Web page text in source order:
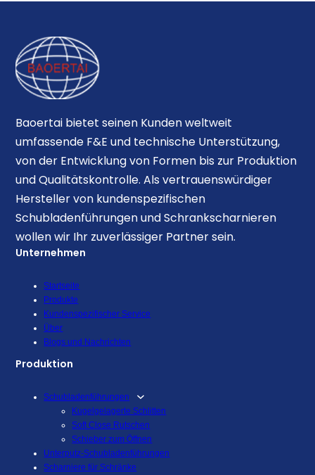
Baoertai bietet seinen Kunden weltweit
umfassende F&E und technische Unterstützung,
von der Entwicklung von Formen bis zur Produktion
und Qualitätskontrolle. Als vertrauenswürdiger
Hersteller von kundenspezifischen
Schubladenführungen und Schrankscharnieren
wollen wir Ihr zuverlässiger Partner sein.
Unternehmen
Startseite
Produkte
Kundenspezifischer Service
Über
Blogs und Nachrichten
Produktion
Schubladenführungen
Kugelgelagerte Schlitten
Soft Close Rutschen
Schieber zum Öffnen
Unterputz-Schubladenführungen
Scharniere für Schränke